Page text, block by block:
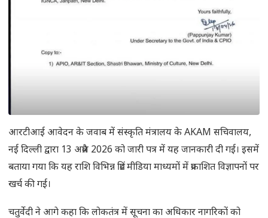
आरटीआई आवेदन के जवाब में संस्कृति मंत्रालय के AKAM सचिवालय,
नई दिल्ली द्वारा 13 अप्रैल 2026 को जारी पत्र में यह जानकारी दी गई। इसमें
बताया गया कि यह राशि विभिन्न प्रिंट मीडिया माध्यमों में प्रकाशित विज्ञापनों पर
खर्च की गई।
चतुर्वेदी ने आगे कहा कि लोकतंत्र में सूचना का अधिकार नागरिकों को